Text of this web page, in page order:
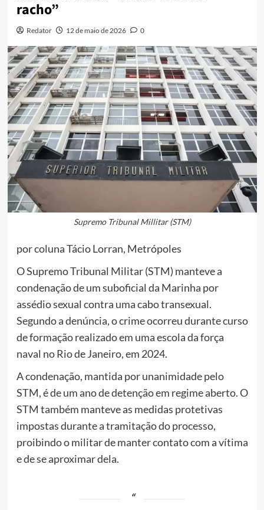
racho”
Redator 12 de maio de 2026 0
Supremo Tribunal Millitar (STM)
por coluna Tácio Lorran, Metrópoles
O Supremo Tribunal Militar (STM) manteve a
condenação de um suboficial da Marinha por
assédio sexual contra uma cabo transexual.
Segundo a denúncia, o crime ocorreu durante curso
de formação realizado em uma escola da força
naval no Rio de Janeiro, em 2024.
A condenação, mantida por unanimidade pelo
STM, é de um ano de detenção em regime aberto. O
STM também manteve as medidas protetivas
impostas durante a tramitação do processo,
proibindo o militar de manter contato com a vítima
e de se aproximar dela.